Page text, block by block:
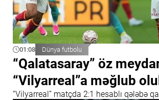
01:08 Dünya futbolu
“Qalatasaray” öz
“Vilyarreal”a məğlub
“Vilyarreal” matçda 2:1 hesablı qələbə